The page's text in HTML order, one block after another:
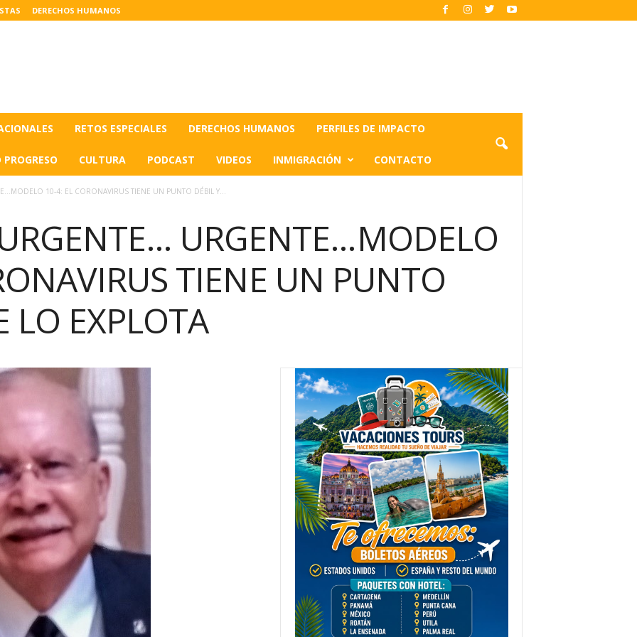
DERECHOS HUMANOS
RETOS ESPECIALES DERECHOS HUMANOS PERFILES DE IMPACTO
PROGRESO CULTURA PODCAST VIDEOS INMIGRACIÓN CONTACTO
10-4: EL CORONAVIRUS TIENE UN PUNTO DÉBIL Y...
URGENTE…MODELO
TIENE UN PUNTO
LO EXPLOTA